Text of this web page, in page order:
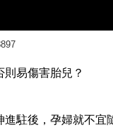
易傷害胎兒？
進駐後， 孕婦就不宜